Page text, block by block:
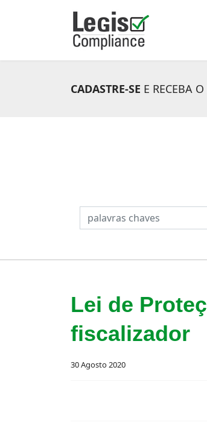
CADASTRE-SE E RECEBA
PESQUISAR
Lei de
fiscalizador
30 Agosto 2020